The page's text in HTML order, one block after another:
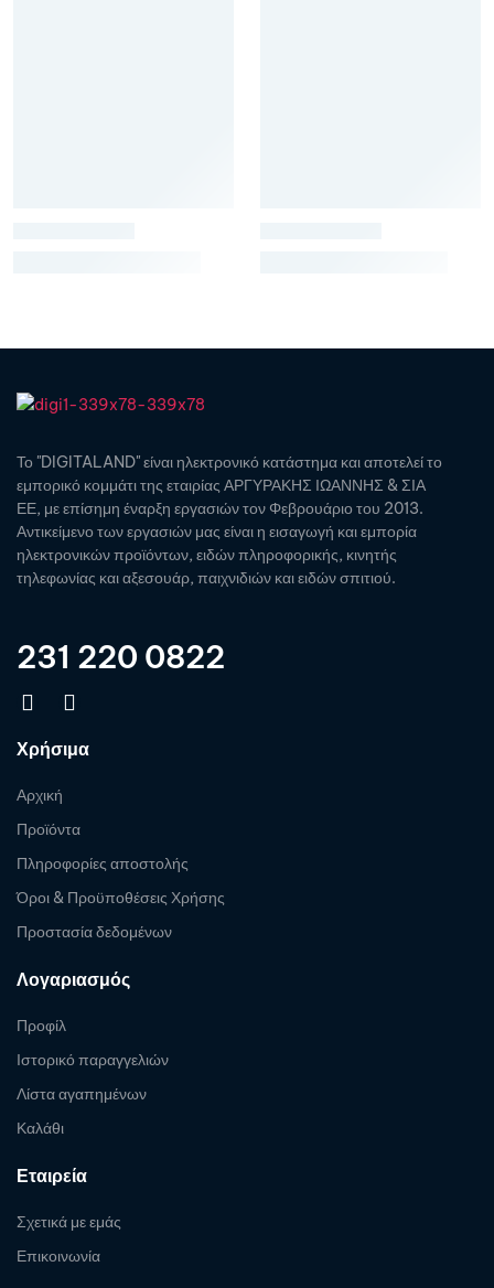
Το "DIGITALAND" είναι ηλεκτρονικό κατάστημα και αποτελεί το
εμπορικό κομμάτι της εταιρίας ΑΡΓΥΡΑΚΗΣ ΙΩΑΝΝΗΣ & ΣΙΑ
ΕΕ, με επίσημη έναρξη εργασιών τον Φεβρουάριο του 2013.
Αντικείμενο των εργασιών μας είναι η εισαγωγή και εμπορία
ηλεκτρονικών προϊόντων, ειδών πληροφορικής, κινητής
τηλεφωνίας και αξεσουάρ, παιχνιδιών και ειδών σπιτιού.
231 220 0822
Χρήσιμα
Αρχική
Προϊόντα
Πληροφορίες αποστολής
Όροι & Προϋποθέσεις Χρήσης
Προστασία δεδομένων
Λογαριασμός
Προφίλ
Ιστορικό παραγγελιών
Λίστα αγαπημένων
Καλάθι
Εταιρεία
Σχετικά με εμάς
Επικοινωνία